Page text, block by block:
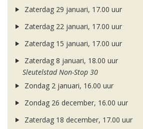
Zaterdag 29 januari, 17.00 uur
Zaterdag 22 januari, 17.00 uur
Zaterdag 15 januari, 17.00 uur
Zaterdag 8 januari, 18.00 uur
Sleutelstad Non-Stop 30
Zondag 2 januari, 16.00 uur
Zondag 26 december, 16.00 uur
Zaterdag 18 december, 17.00 uur